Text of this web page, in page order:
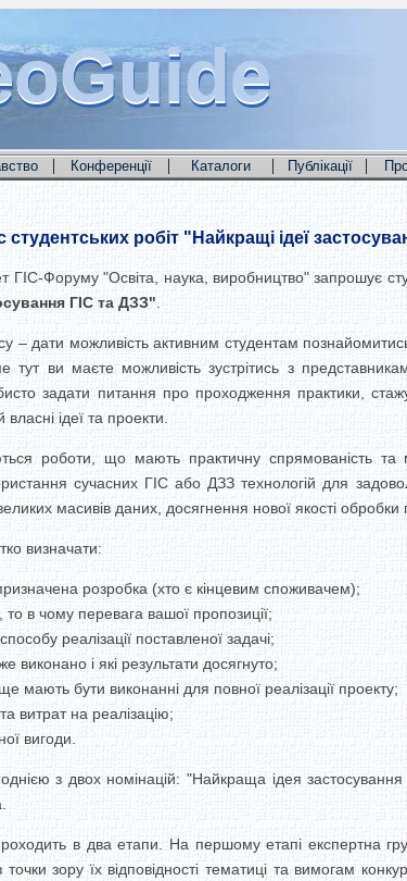
| Конференції | Каталоги | Публікації |
студентських робіт "Найкращі ідеї
ГІС-Форуму "Освіта, наука, виробництво" запрошує
ГІС та ДЗЗ"
– дати можливість активним студентам
тут ви маєте можливість зустрітись з
задати питання про проходження практики,
ідеї та проекти.
роботи, що мають практичну спрямованість та
сучасних ГІС або ДЗЗ технологій для
масивів даних, досягнення нової якості обробки
визначати:
розробка (хто є кінцевим споживачем);
в чому перевага вашої пропозиції;
реалізації поставленої задачі;
виконано і які результати досягнуто;
мають бути виконанні для повної реалізації проекту;
витрат на реалізацію;
вигоди.
з двох номінацій: "Найкраща ідея
в два етапи. На першому етапі експертна
точки зору їх відповідності тематиці та вимогам